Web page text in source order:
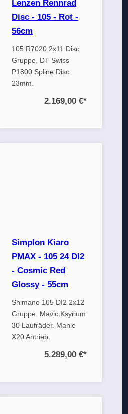
Lenzen Rennrad
Disc - 105 - Rot -
56cm
105 R7020 2x11 Disc
Gruppe, DT Swiss
P1800 Spline Disc
23mm.
2.169,00 €*
Simplon Kiaro
PMAX - 105 24 DI2
- Cosmic Red
Glossy - 55cm
Shimano 105 DI2 2x12
Gruppe. Mavic Ksyrium
30 Laufräder. Mahle
X20 Antrieb.
5.289,00 €*